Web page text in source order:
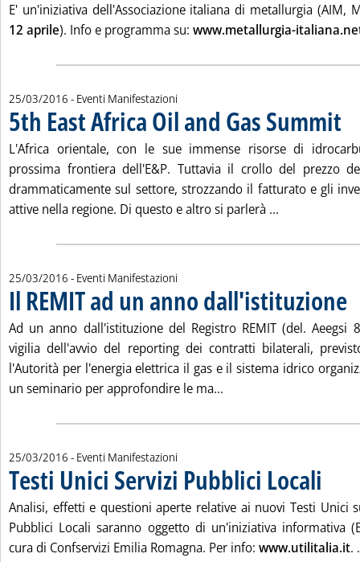
E' un'iniziativa dell'Associazione italiana di metallurgia (AIM,
12 aprile). Info e programma su: www.metallurgia-
25/03/2016 - Eventi Manifestazioni
5th East Africa Oil and Gas Summit
L'Africa orientale, con le sue immense risorse di
prossima frontiera dell'E&P. Tuttavia il crollo del prezzo
drammaticamente sul settore, strozzando il fatturato e gli
attive nella regione. Di questo e altro si parlerà ...
25/03/2016 - Eventi Manifestazioni
Il REMIT ad un anno dall'istituzione
Ad un anno dall'istituzione del Registro REMIT (del. Aeegsi
vigilia dell'avvio del reporting dei contratti bilaterali,
l'Autorità per l'energia elettrica il gas e il sistema idrico
un seminario per approfondire le ma...
25/03/2016 - Eventi Manifestazioni
Testi Unici Servizi Pubblici Locali
Analisi, effetti e questioni aperte relative ai nuovi Testi Unici
Pubblici Locali saranno oggetto di un'iniziativa informativa
cura di Confservizi Emilia Romagna. Per info: www.utilitalia.it.